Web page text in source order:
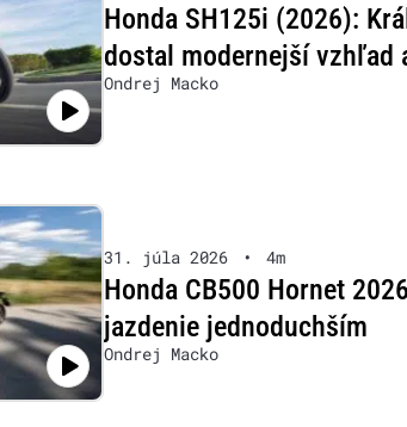
Honda SH125i (2026):
dostal modernejší vzhľad
Ondrej Macko
31. júla 2026 • 4m
Honda CB500 Hornet
jazdenie jednoduchším
Ondrej Macko